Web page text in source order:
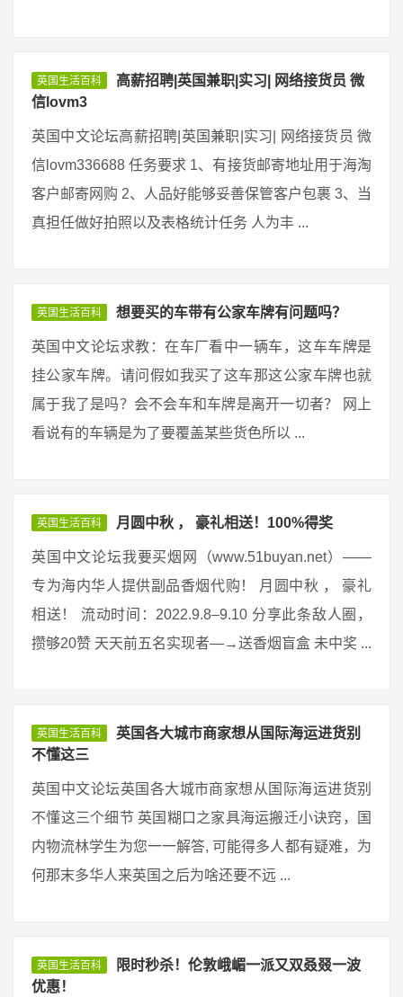
英国生活百科
高薪招聘|英国兼职|实习| 网络接货员 微
信lovm3
英国中文论坛高薪招聘|英国兼职|实习| 网络接货员 微
信lovm336688 任务要求 1、有接货邮寄地址用于海淘
客户邮寄网购 2、人品好能够妥善保管客户包裹 3、当
真担任做好拍照以及表格统计任务 人为丰 ...
英国生活百科 想要买的车带有公家车牌有问题吗？
英国中文论坛求教：在车厂看中一辆车，这车车牌是
挂公家车牌。请问假如我买了这车那这公家车牌也就
属于我了是吗？会不会车和车牌是离开一切者？ 网上
看说有的车辆是为了要覆盖某些货色所以 ...
英国生活百科 月圆中秋 ， 豪礼相送！100%得奖
英国中文论坛我要买烟网（www.51buyan.net）——
专为海内华人提供副品香烟代购！ 月圆中秋 ， 豪礼
相送！ 流动时间：2022.9.8–9.10 分享此条敌人圈，
攒够20赞 天天前五名实现者—→送香烟盲盒 未中奖 ...
英国生活百科
英国各大城市商家想从国际海运进货别
不懂这三
英国中文论坛英国各大城市商家想从国际海运进货别
不懂这三个细节 英国糊口之家具海运搬迁小诀窍，国
内物流林学生为您一一解答, 可能得多人都有疑难，为
何那末多华人来英国之后为啥还要不远 ...
英国生活百科
限时秒杀！伦敦峨嵋一派又双叒叕一波
优惠！